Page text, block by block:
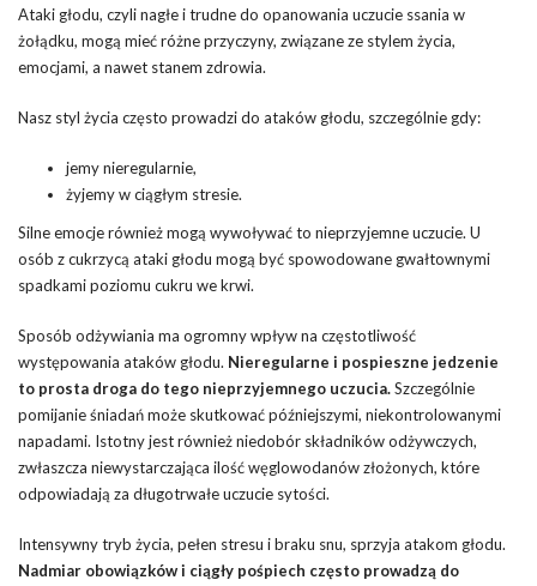
Ataki głodu, czyli nagłe i trudne do opanowania uczucie ssania w
żołądku, mogą mieć różne przyczyny, związane ze stylem życia,
emocjami, a nawet stanem zdrowia.
Nasz styl życia często prowadzi do ataków głodu, szczególnie gdy:
jemy nieregularnie,
żyjemy w ciągłym stresie.
Silne emocje również mogą wywoływać to nieprzyjemne uczucie. U
osób z cukrzycą ataki głodu mogą być spowodowane gwałtownymi
spadkami poziomu cukru we krwi.
Sposób odżywiania ma ogromny wpływ na częstotliwość
występowania ataków głodu. Nieregularne i pospieszne jedzenie
to prosta droga do tego nieprzyjemnego uczucia.Szczególnie
pomijanie śniadań może skutkować późniejszymi, niekontrolowanymi
napadami. Istotny jest również niedobór składników odżywczych,
zwłaszcza niewystarczająca ilość węglowodanów złożonych, które
odpowiadają za długotrwałe uczucie sytości.
Intensywny tryb życia, pełen stresu i braku snu, sprzyja atakom głodu.
Nadmiar obowiązków i ciągły pośpiech często prowadzą do